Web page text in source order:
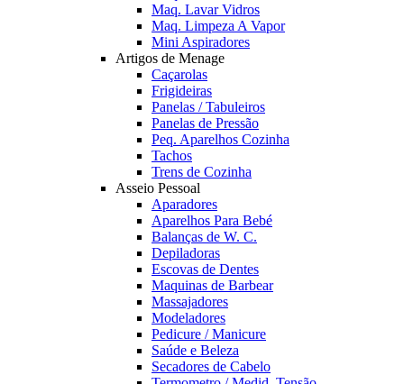
Maq. Lavar Vidros
Maq. Limpeza A Vapor
Mini Aspiradores
Artigos de Menage
Caçarolas
Frigideiras
Panelas / Tabuleiros
Panelas de Pressão
Peq. Aparelhos Cozinha
Tachos
Trens de Cozinha
Asseio Pessoal
Aparadores
Aparelhos Para Bebé
Balanças de W. C.
Depiladoras
Escovas de Dentes
Maquinas de Barbear
Massajadores
Modeladores
Pedicure / Manicure
Saúde e Beleza
Secadores de Cabelo